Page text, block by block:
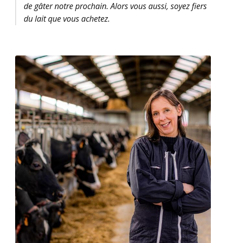
de gâter notre prochain. Alors vous aussi, soyez fiers
du lait que vous achetez.